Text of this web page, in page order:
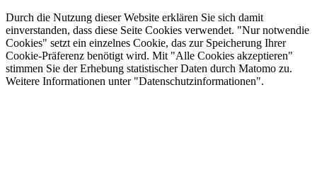
Durch die Nutzung dieser Website erklären Sie sich damit
einverstanden, dass diese Seite Cookies verwendet. "Nur notwendie
Cookies" setzt ein einzelnes Cookie, das zur Speicherung Ihrer
Cookie-Präferenz benötigt wird. Mit "Alle Cookies akzeptieren"
stimmen Sie der Erhebung statistischer Daten durch Matomo zu.
Weitere Informationen unter "Datenschutzinformationen".